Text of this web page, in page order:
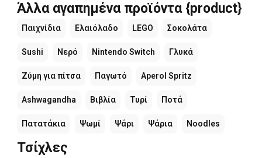
Άλλα αγαπημένα προϊόντα {product}
Παιχνίδια Ελαιόλαδο LEGO Σοκολάτα
Sushi Νερό Nintendo Switch Γλυκά
Ζύμη για πίτσα Παγωτό Aperol Spritz
Ashwagandha Βιβλία Τυρί Ποτά
Πατατάκια Ψωμί Ψάρι Ψάρια Noodles
Τσίχλες